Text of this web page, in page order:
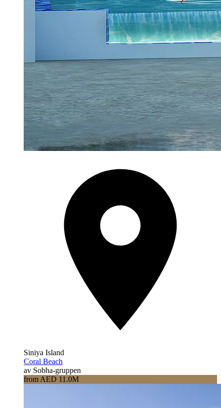
Siniya Island
Coral Beach
av Sobha-gruppen
from AED 11.0M